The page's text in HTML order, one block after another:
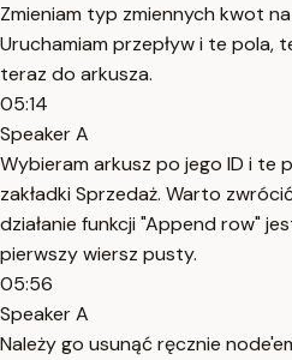
Zmieniam typ zmiennych kwot
Uruchamiam przepływ i te pola,
teraz do arkusza.
05:14
Speaker A
Wybieram arkusz po jego ID i te
zakładki Sprzedaż. Warto
działanie funkcji "Append row"
pierwszy wiersz pusty.
05:56
Speaker A
Należy go usunąć ręcznie